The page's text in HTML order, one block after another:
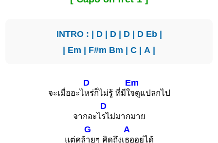
G#
X
Fm
G7
O
1
Cm
X
1 2
INTRO : | D| D| D| D Eb|
| Em | F#m Bm | C | A |
จะเมื่ออะไ
D
หร่ก็ไม่รู้ ที่มีใ
Em
จดูแปลกไป
จากอะไ
D
รไม่มากมาย
แต่คล้
G
ายๆ คิดถึงเ
A
ธออยู่ได้